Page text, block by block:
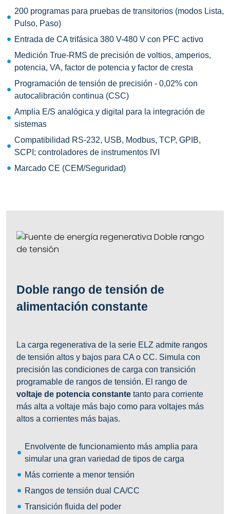
200 programas para pruebas de transitorios (modos Lista,
Pulso, Paso)
Entrada de CA trifásica 380 V-480 V con PFC activo
Medición True-RMS de precisión de voltios, amperios,
potencia, VA, factor de potencia y factor de cresta
Programación de tensión de precisión - 0,02% con
autocalibración continua (CSC)
Amplia E/S analógica y digital para la integración de
sistemas
Compatibilidad RS-232, USB, Modbus, TCP, GPIB,
SCPI; controladores de instrumentos IVI
Marcado CE (CEM/Seguridad)
Doble rango de tensión de
alimentación constante
La carga regenerativa de la serie ELZ admite rangos
de tensión altos y bajos para CA o CC. Simula con
precisión las condiciones de carga con transición
programable de rangos de tensión. El rango de
voltaje de potencia constante tanto para corriente
más alta a voltaje más bajo como para voltajes más
altos a corrientes más bajas.
Envolvente de funcionamiento más amplia para
simular una gran variedad de tipos de carga
Más corriente a menor tensión
Rangos de tensión dual CA/CC
Transición fluida del poder